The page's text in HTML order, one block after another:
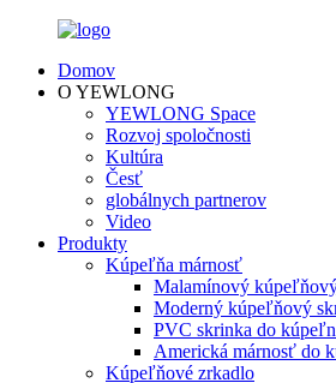
Domov
O YEWLONG
YEWLONG Space
Rozvoj spoločnosti
Kultúra
Česť
globálnych partnerov
Video
Produkty
Kúpeľňa márnosť
Malamínový
Moderný kúpeľňový
PVC skrinka do
Americká márnosť do
Kúpeľňové zrkadlo